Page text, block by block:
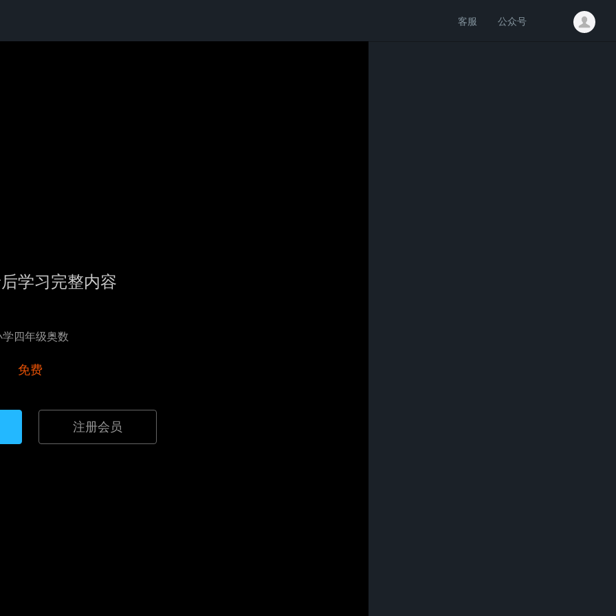
客服 公众号
学习完整内容
学四年级奥数
免费
注册会员